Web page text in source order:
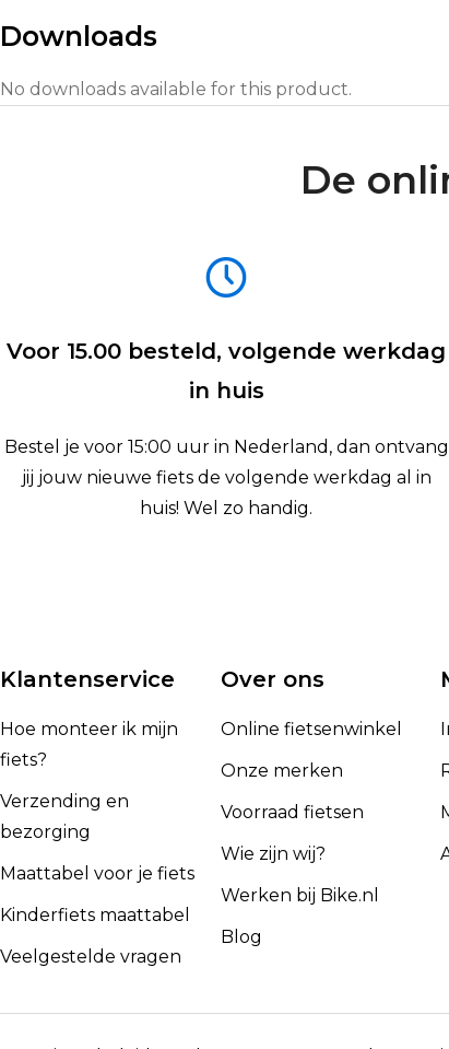
Downloads
No downloads available for this product.
De
Voor 15.00 besteld, volgende werkdag
in huis
Bestel je voor 15:00 uur in Nederland, dan ontvang
jij jouw nieuwe fiets de volgende werkdag al in
huis! Wel zo handig.
Klantenservice
Hoe monteer ik mijn
fiets?
Verzending en
bezorging
Maattabel voor je fiets
Kinderfiets maattabel
Veelgestelde vragen
Over ons
Online fietsenwinkel
Onze merken
Voorraad fietsen
Wie zijn wij?
Werken bij Bike.nl
Blog